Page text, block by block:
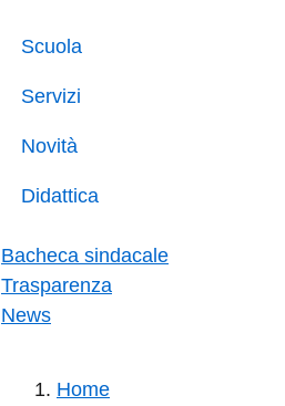
Scuola
Servizi
Novità
Didattica
Bacheca sindacale
Trasparenza
News
Home